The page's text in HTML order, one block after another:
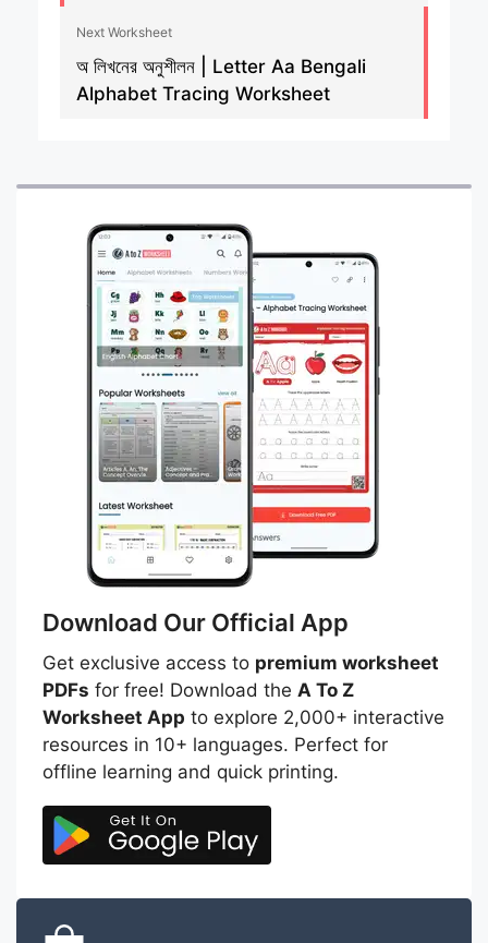
Next Worksheet
অ লিখনের অনুশীলন | Letter Aa Bengali
Alphabet Tracing Worksheet
Download Our Official App
Get exclusive access to premium worksheet
PDFs for free! Download the A To Z
Worksheet App to explore 2,000+ interactive
resources in 10+ languages. Perfect for
offline learning and quick printing.